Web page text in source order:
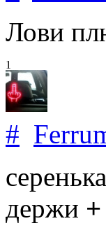
Лови
1
#
держи +